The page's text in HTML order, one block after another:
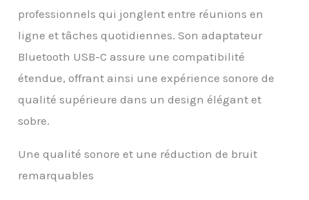
professionnels qui jonglent entre réunions en
ligne et tâches quotidiennes. Son adaptateur
Bluetooth USB-C assure une compatibilité
étendue, offrant ainsi une expérience sonore de
qualité supérieure dans un design élégant et
sobre.
Une qualité sonore et une réduction de bruit
remarquables